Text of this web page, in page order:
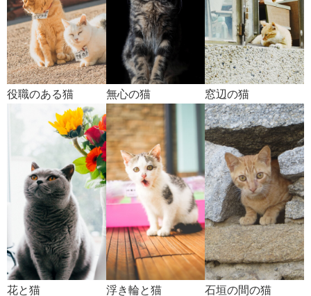
役職のある猫 無心の猫 窓辺の猫
花と猫 浮き輪と猫 石垣の間の猫